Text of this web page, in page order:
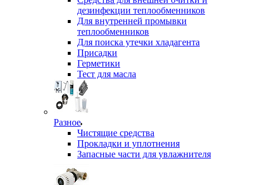
дезинфекции теплообменников
Для внутренней промывки
теплообменников
Для поиска утечки хладагента
Присадки
Герметики
Тест для масла
Разное
Чистящие средства
Прокладки и уплотнения
Запасные части для увлажнителя